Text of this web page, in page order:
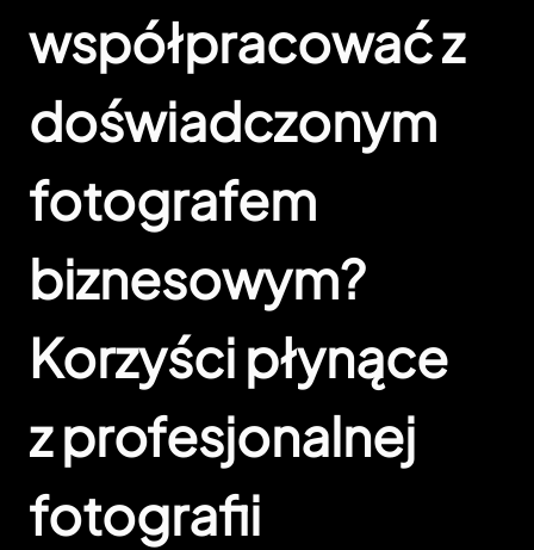
współpracować z
doświadczonym
fotografem
biznesowym?
Korzyści płynące
z profesjonalnej
fotografii